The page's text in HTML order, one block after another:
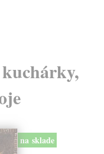
na sklade